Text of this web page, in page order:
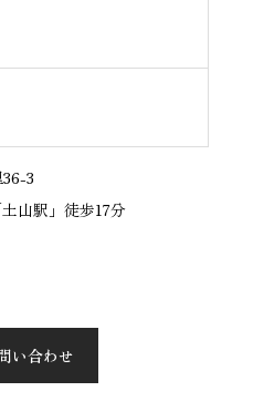
3
山駅」徒歩17分
い合わせ